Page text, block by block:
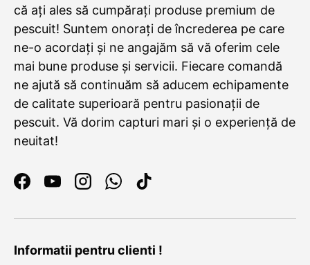
că ați ales să cumpărați produse premium de
pescuit! Suntem onorați de încrederea pe care
ne-o acordați și ne angajăm să vă oferim cele
mai bune produse și servicii. Fiecare comandă
ne ajută să continuăm să aducem echipamente
de calitate superioară pentru pasionații de
pescuit. Vă dorim capturi mari și o experiență de
neuitat!
Facebook
YouTubeInstagram
WhatsApp
TikTok
Informatii pentru clienti !